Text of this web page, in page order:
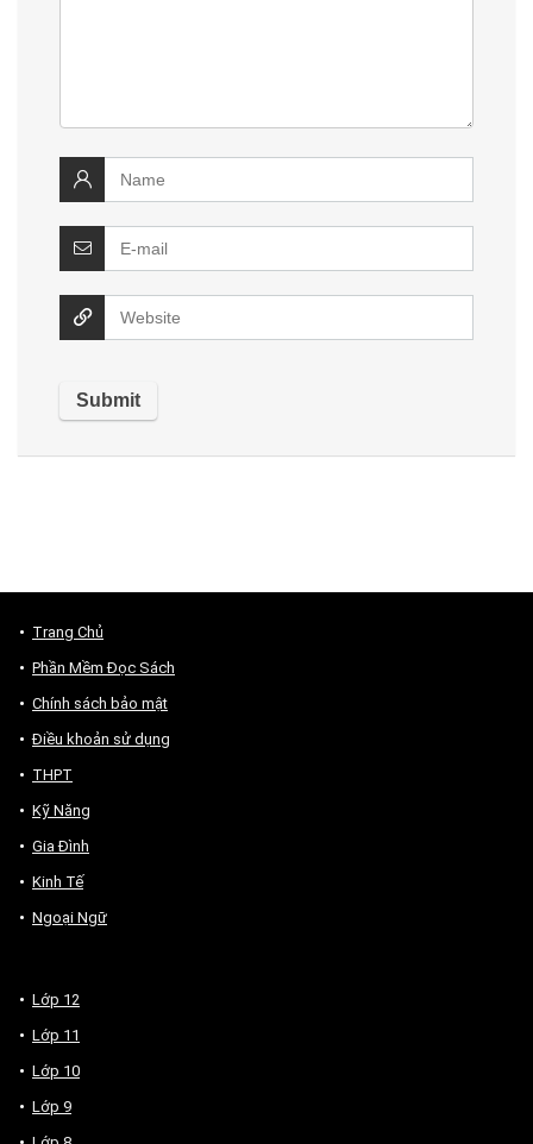
Trang Chủ
Phần Mềm Đọc Sách
Chính sách bảo mật
Điều khoản sử dụng
THPT
Kỹ Năng
Gia Đình
Kinh Tế
Ngoại Ngữ
Lớp 12
Lớp 11
Lớp 10
Lớp 9